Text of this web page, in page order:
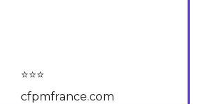
⭐⭐⭐
cfpmfrance.com